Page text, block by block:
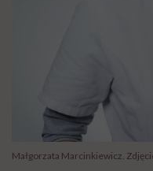
Małgorzata Marcinkiewicz.